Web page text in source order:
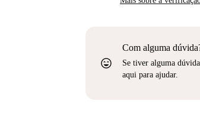
sentiment_very_satisfied
Com alguma
Se tiver alguma
aqui para ajudar.